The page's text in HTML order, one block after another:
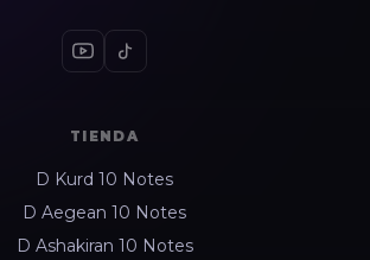
TIENDA
D Kurd 10 Notes
D Aegean 10 Notes
D Ashakiran 10 Notes